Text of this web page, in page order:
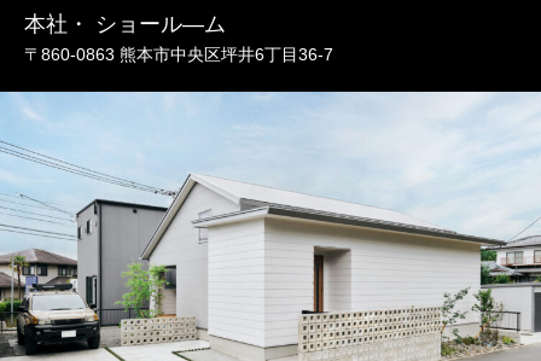
本社・ ショール―ム
〒860-0863 熊本市中央区坪井6丁目36-7